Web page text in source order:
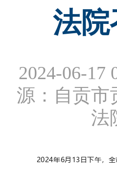
法院
2024-06-17
源：自贡市
法